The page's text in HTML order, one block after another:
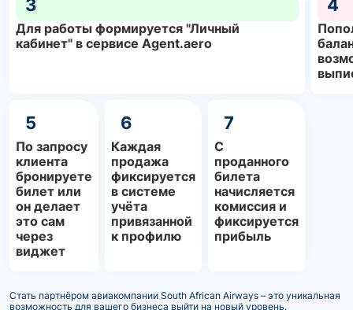
3
Для работы формируется "Личный
кабинет" в сервисе Agent.aero
4
5
По запросу
клиента
бронируете
билет или
он делает
это сам
через
виджет
6
Каждая
продажа
фиксируется
в системе
учёта
привязанной
к профилю
7
С
проданного
билета
начисляется
комиссия и
фиксируется
прибыль
Стать партнёром авиакомпании South African Airways – это уникальная
возможность для вашего бизнеса выйти на новый уровень.